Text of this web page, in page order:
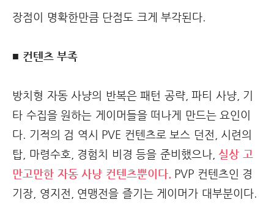
장점이 명확한만큼 단점도 크게 부각된다.
■ 컨텐츠 부족
방치형 자동 사냥의 반복은 패턴 공략, 파티 사냥, 기
타 수집을 원하는 게이머들을 떠나게 만드는 요인이
다. 기적의 검 역시 PVE 컨텐츠로 보스 던전, 시련의
탑, 마령수호, 경험치 비경 등을 준비했으나, 실상 고
만고만한 자동 사냥 컨텐츠뿐이다. PVP 컨텐츠인 경
기장, 영지전, 연맹전을 즐기는 게이머가 대부분이다.